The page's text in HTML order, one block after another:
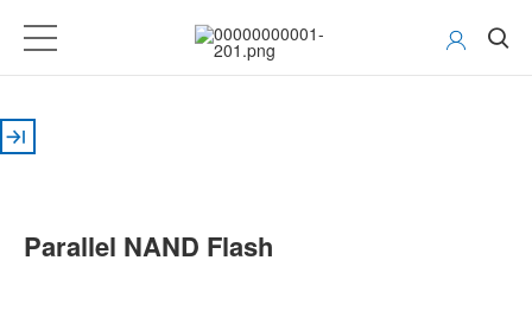
Parallel NAND Flash